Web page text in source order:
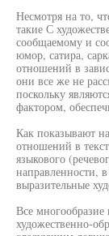
Несмотря на то,
такие С
сообщаемому и
юмор, сатира,
отношений в
они все же не
поскольку
фактором,
Как показывают
отношений в
языкового
направленности,
выразительные
Все многообразие
художественно-